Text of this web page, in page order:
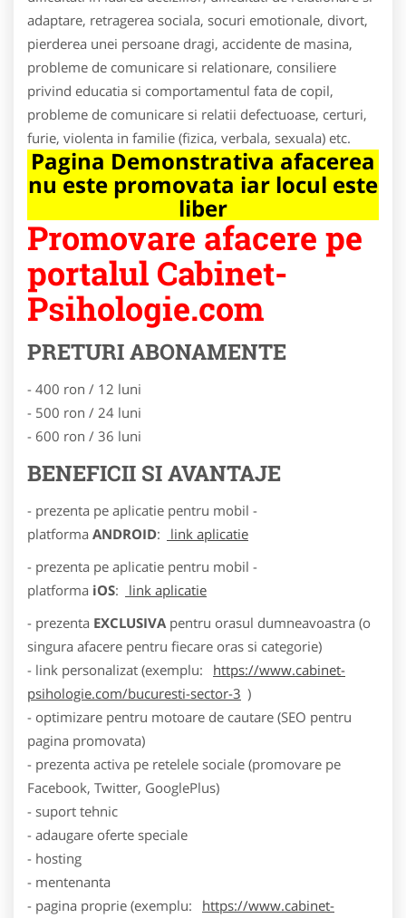
adaptare, retragerea sociala, socuri emotionale, divort,
pierderea unei persoane dragi, accidente de masina,
probleme de comunicare si relationare, consiliere
privind educatia si comportamentul fata de copil,
probleme de comunicare si relatii defectuoase, certuri,
furie, violenta in familie (fizica, verbala, sexuala) etc.
Pagina Demonstrativa afacerea
nu este promovata iar locul este
liber
Promovare afacere pe
portalul Cabinet-
Psihologie.com
PRETURI ABONAMENTE
- 400 ron / 12 luni
- 500 ron / 24 luni
- 600 ron / 36 luni
BENEFICII SI AVANTAJE
- prezenta pe aplicatie pentru mobil -
platforma ANDROID:
link aplicatie
- prezenta pe aplicatie pentru mobil -
platforma iOS:
link aplicatie
- prezenta EXCLUSIVA pentru orasul dumneavoastra (o
singura afacere pentru fiecare oras si categorie)
- link personalizat (exemplu:
https://www.cabinet-
psihologie.com/bucuresti-sector-3 )
- optimizare pentru motoare de cautare (SEO pentru
pagina promovata)
- prezenta activa pe retelele sociale (promovare pe
Facebook, Twitter, GooglePlus)
- suport tehnic
- adaugare oferte speciale
- hosting
- mentenanta
- pagina proprie (exemplu:
https://www.cabinet-